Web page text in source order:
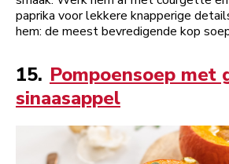
paprika voor lekkere knapperige
hem: de meest bevredigende kop
15. Pompoensoep met
sinaasappel